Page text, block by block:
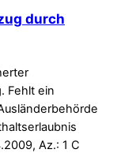
durch
Fehlt ein
Az.: 1 C